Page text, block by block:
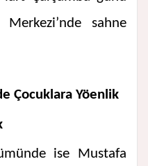
sahne
Çocuklara Yöenlik
ise Mustafa